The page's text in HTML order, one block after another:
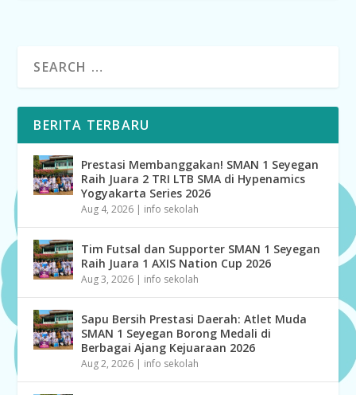
BERITA TERBARU
Prestasi Membanggakan! SMAN 1 Seyegan
Raih Juara 2 TRI LTB SMA di Hypenamics
Yogyakarta Series 2026
Aug 4, 2026 | info sekolah
Tim Futsal dan Supporter SMAN 1 Seyegan
Raih Juara 1 AXIS Nation Cup 2026
Aug 3, 2026 | info sekolah
Sapu Bersih Prestasi Daerah: Atlet Muda
SMAN 1 Seyegan Borong Medali di
Berbagai Ajang Kejuaraan 2026
Aug 2, 2026 | info sekolah